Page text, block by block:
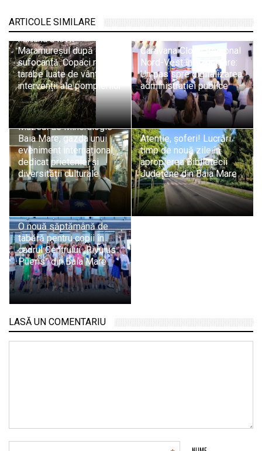
ARTICOLE SIMILARE
Furtuna a lovit
Maramureșul după o zi
sufocantă. Copaci rupți,
tarabe luate de vânt și
intervenții ale pompierilor
Caravana Cloud Regional
Nord-Vest în Baia Mare:
Un pas spre digitalizarea
administrației publice
Muzeul de Mineralogie
Baia Mare, gazda unui
eveniment internațional
dedicat prieteniei și
diversității culturale
Atenție, șoferi! Lucrări
timp de nouă zile în
apropierea Bibliotecii
Județene din Baia Mare
O nouă săptămână de
tabără pentru copii în
cadrul Centrului „Rivulus
Pueris” din Baia Mare
LASĂ UN COMENTARIU